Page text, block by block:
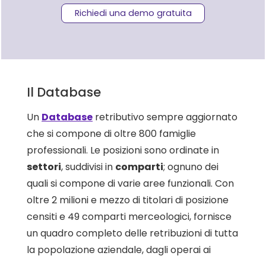
Richiedi una demo gratuita
Il Database
Un Database retributivo sempre aggiornato
che si compone di oltre 800 famiglie
professionali. Le posizioni sono ordinate in
settori, suddivisi in comparti; ognuno dei
quali si compone di varie aree funzionali. Con
oltre 2 milioni e mezzo di titolari di posizione
censiti e 49 comparti merceologici, fornisce
un quadro completo delle retribuzioni di tutta
la popolazione aziendale, dagli operai ai